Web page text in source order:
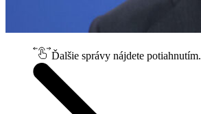
Ďalšie správy nájdete potiahnutím.